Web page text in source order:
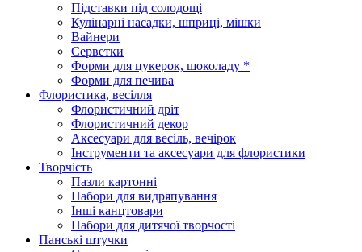
Підставки під солодощі
Кулінарні насадки, шприці, мішки
Вайнери
Серветки
Форми для цукерок, шоколаду *
Форми для печива
Флористика, весілля
Флористичний дріт
Флористичний декор
Аксесуари для весіль, вечірок
Інструменти та аксесуари для флористики
Творчість
Пазли картонні
Набори для видряпування
Інші канцтовари
Набори для дитячої творчості
Панські штучки